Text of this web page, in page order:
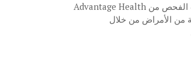
الفحوصات هي اختبارات تبحث عن أمراض مثل ارتفاع ضغط الدم قبل ظهور الأعراض. يمكن لاختبارات الفحص من Advantage Health
من الأمراض من خلال